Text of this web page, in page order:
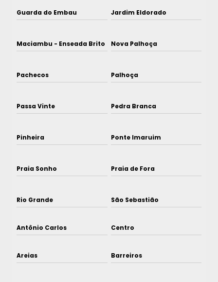
Guarda do Embau Jardim Eldorado
Maciambu - Enseada Brito Nova Palhoça
Pachecos Palhoça
Passa Vinte Pedra Branca
Pinheira Ponte Imaruim
Praia Sonho Praia de Fora
Rio Grande São Sebastião
Antônio Carlos Centro
Areias Barreiros